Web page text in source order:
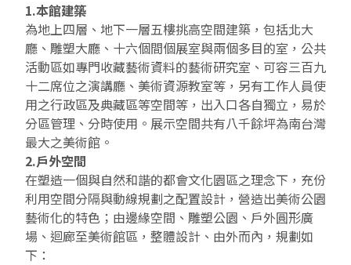
1.本館建築
為地上四層、地下一層五樓挑高空間建築，包括北大
廳、雕塑大廳、十六個間個展室與兩個多目的室，公共
活動區如專門收藏藝術資料的藝術研究室、可容三百九
十二席位之演講廳、美術資源教室等，另有工作人員使
用之行政區及典藏區等空間等，出入口各自獨立，易於
分區管理、分時使用。展示空間共有八千餘坪為南台灣
最大之美術館。
2.戶外空間
在塑造一個與自然和諧的都會文化園區之理念下，充份
利用空間分隔與動線規劃之配置設計，營造出美術公園
藝術化的特色；由邊緣空間、雕塑公園、戶外圓形廣
場、迴廊至美術館區，整體設計、由外而內，規劃如
下：